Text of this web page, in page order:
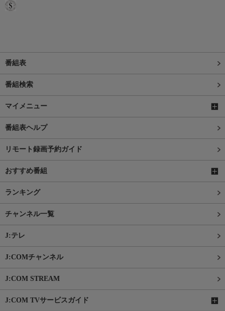
番組表
番組検索
マイメニュー
番組表ヘルプ
リモート録画予約ガイド
おすすめ番組
ランキング
チャンネル一覧
J:テレ
J:COMチャンネル
J:COM STREAM
J:COM TVサービスガイド